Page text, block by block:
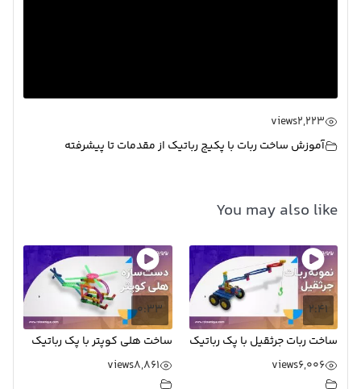
2,223
views
آموزش ساخت ربات با پکیج رباتیک از مقدمات تا پیشرفته
You may also like
2:41
ساخت ربات جرثقیل با پک رباتیک
6,006
views
0:33
ساخت هلی کوپتر با پک رباتیک
8,861
views